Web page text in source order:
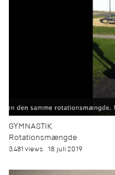
GYMNASTIK
Rotationsmængde
3.481 views 18. juli 2019